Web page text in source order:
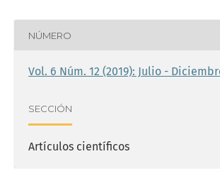
NÚMERO
Vol. 6 Núm. 12 (2019): Julio -
SECCIÓN
Artículos científicos